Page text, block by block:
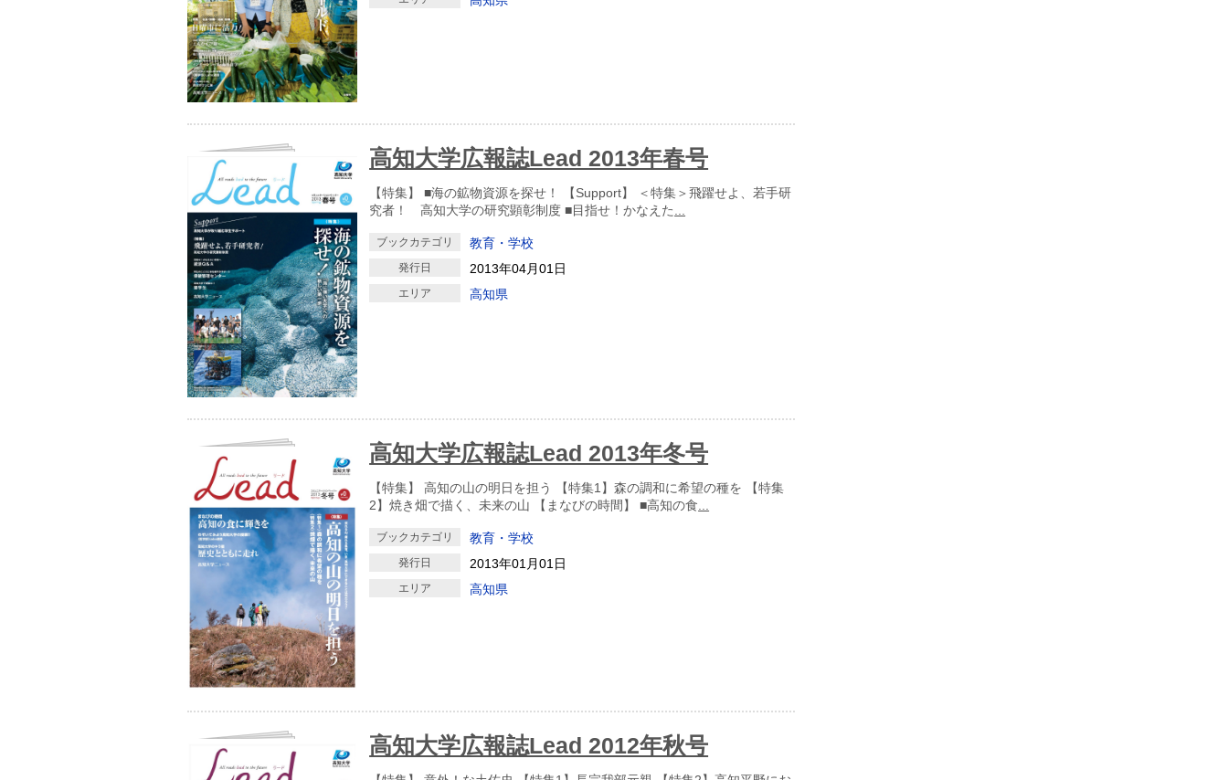
高知大学広報誌Lead 2013年春号
【特集】 ■海の鉱物資源を探せ！ 【Support】 ＜特集＞飛躍せよ、若手研
究者！ 高知大学の研究顕彰制度 ■目指せ！かなえた...
ブックカテゴリ 教育・学校
発行日 2013年04月01日
エリア 高知県
高知大学広報誌Lead 2013年冬号
【特集】 高知の山の明日を担う 【特集1】森の調和に希望の種を 【特集
2】焼き畑で描く、未来の山 【まなびの時間】 ■高知の食
ブックカテゴリ 教育・学校
発行日 2013年01月01日
エリア 高知県
高知大学広報誌Lead 2012年秋号